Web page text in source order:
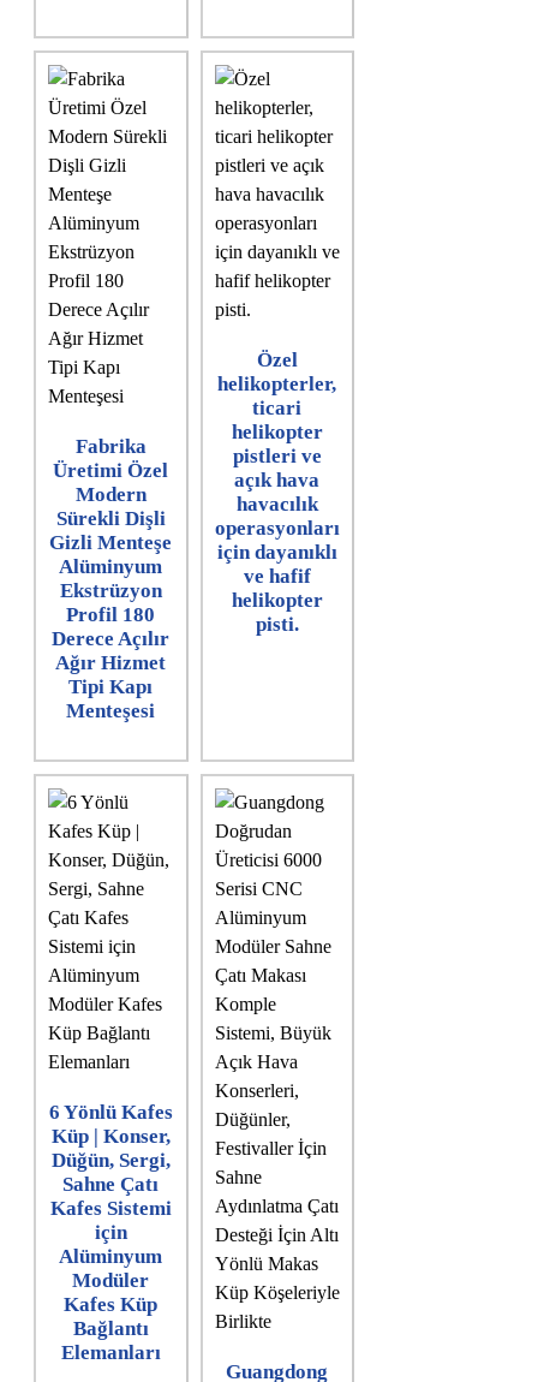
Fabrika
Üretimi Özel
Modern
Sürekli Dişli
Gizli Menteşe
Alüminyum
Ekstrüzyon
Profil 180
Derece Açılır
Ağır Hizmet
Tipi Kapı
Menteşesi
Özel
helikopterler,
ticari
helikopter
pistleri ve
açık hava
havacılık
operasyonları
için dayanıklı
ve hafif
helikopter
pisti.
6 Yönlü Kafes
Küp | Konser,
Düğün, Sergi,
Sahne Çatı
Kafes Sistemi
için
Alüminyum
Modüler
Kafes Küp
Bağlantı
Elemanları
Guangdong